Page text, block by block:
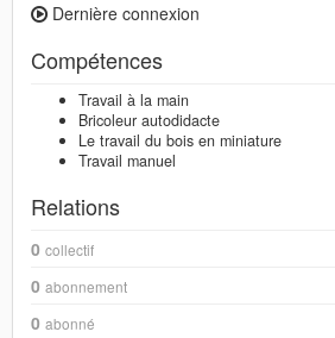
Dernière connexion
Compétences
Travail à la main
Bricoleur autodidacte
Le travail du bois en miniature
Travail manuel
Relations
0 collectif
0 abonnement
0 abonné